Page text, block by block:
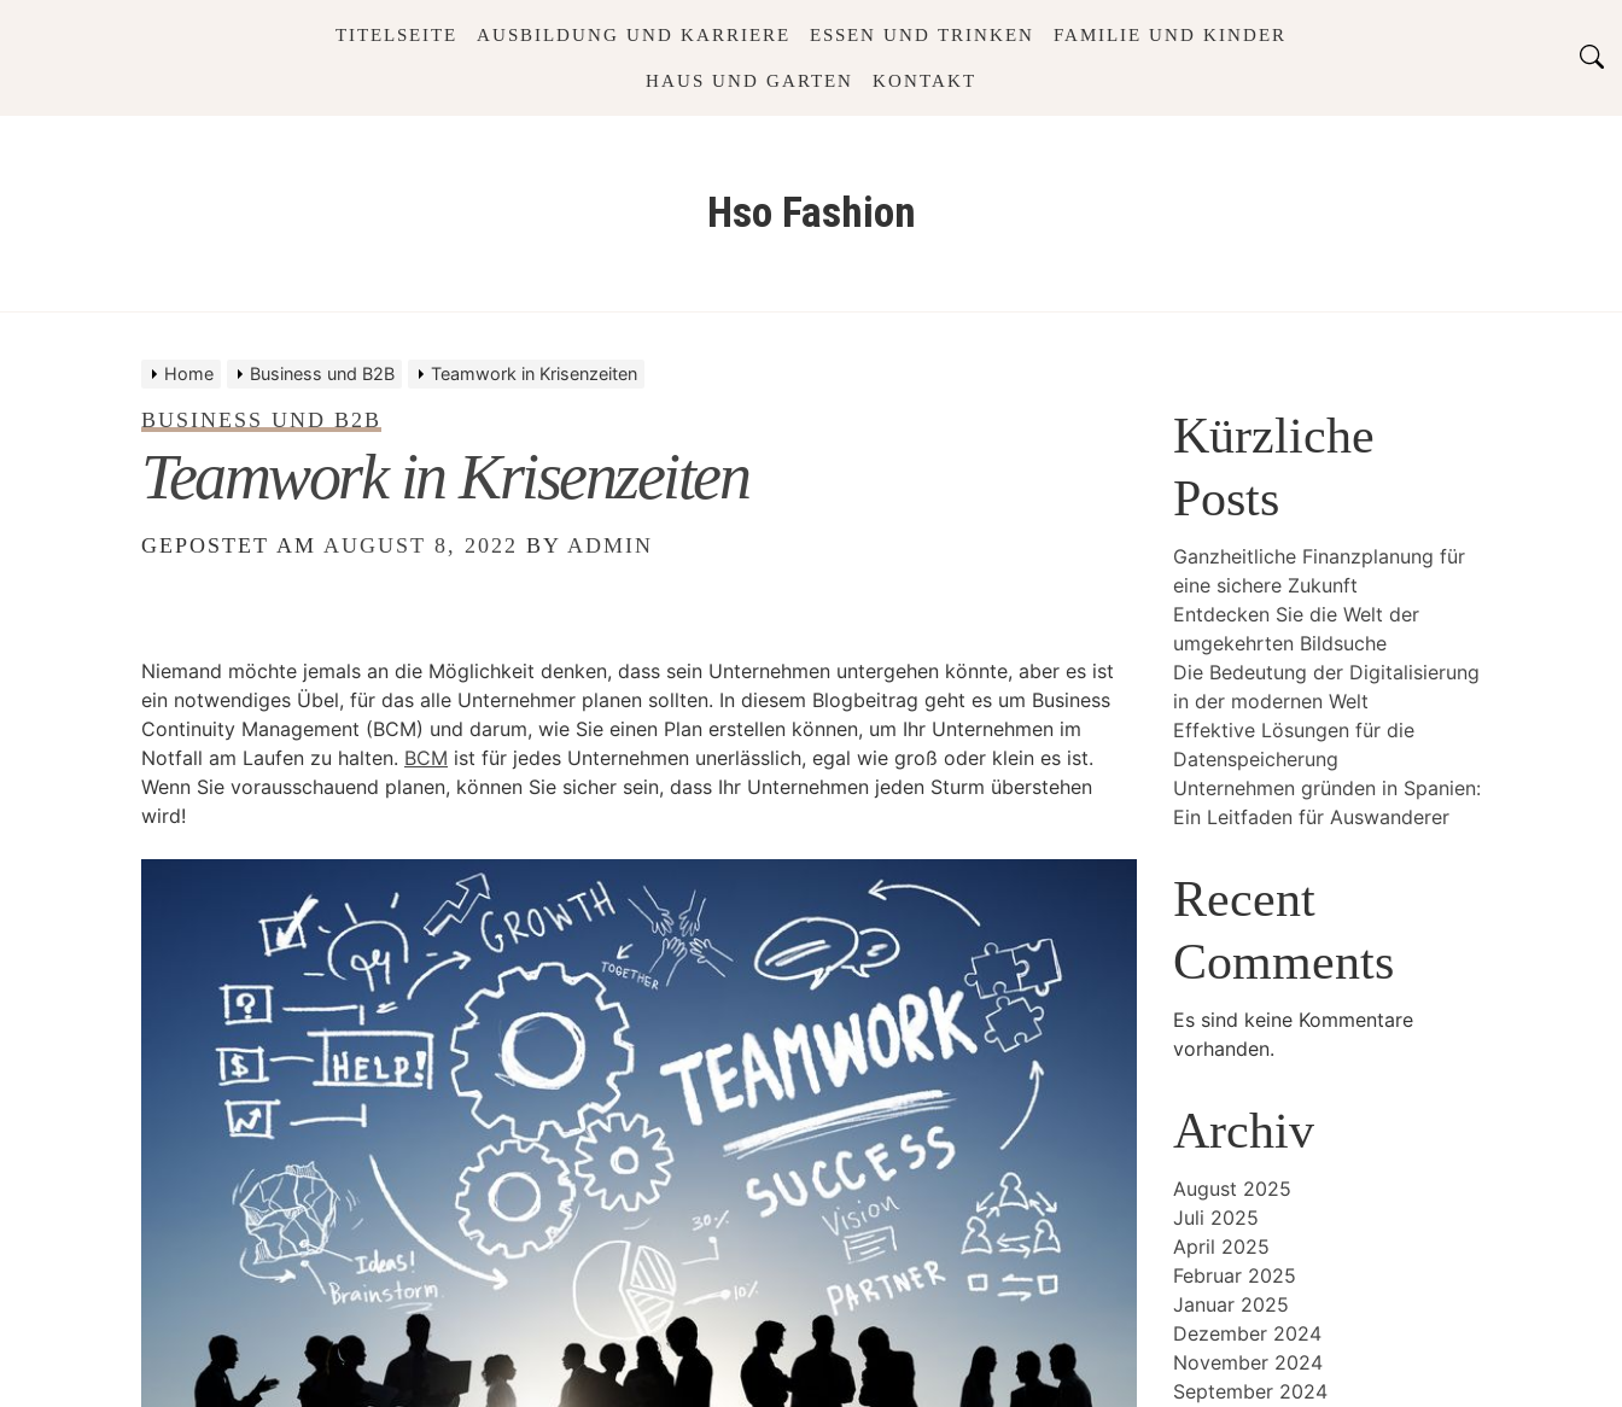
TITELSEITE AUSBILDUNG UND KARRIERE ESSEN UND TRINKEN FAMILIE UND KINDER
HAUS UND GARTEN KONTAKT
Hso Fashion
Home Business und B2B Teamwork in Krisenzeiten
BUSINESS UND B2B
Teamwork in Krisenzeiten
GEPOSTET AM AUGUST 8, 2022 BY ADMIN
Niemand möchte jemals an die Möglichkeit denken, dass sein Unternehmen untergehen könnte, aber es ist
ein notwendiges Übel, für das alle Unternehmer planen sollten. In diesem Blogbeitrag geht es um Business
Continuity Management (BCM) und darum, wie Sie einen Plan erstellen können, um Ihr Unternehmen im
Notfall am Laufen zu halten. BCM ist für jedes Unternehmen unerlässlich, egal wie groß oder klein es ist.
Wenn Sie vorausschauend planen, können Sie sicher sein, dass Ihr Unternehmen jeden Sturm überstehen
wird!
Kürzliche
Posts
Ganzheitliche Finanzplanung für
eine sichere Zukunft
Entdecken Sie die Welt der
umgekehrten Bildsuche
Die Bedeutung der Digitalisierung
in der modernen Welt
Effektive Lösungen für die
Datenspeicherung
Unternehmen gründen in Spanien:
Ein Leitfaden für Auswanderer
Recent
Comments
Es sind keine Kommentare
vorhanden.
Archiv
August 2025
Juli 2025
April 2025
Februar 2025
Januar 2025
Dezember 2024
November 2024
September 2024